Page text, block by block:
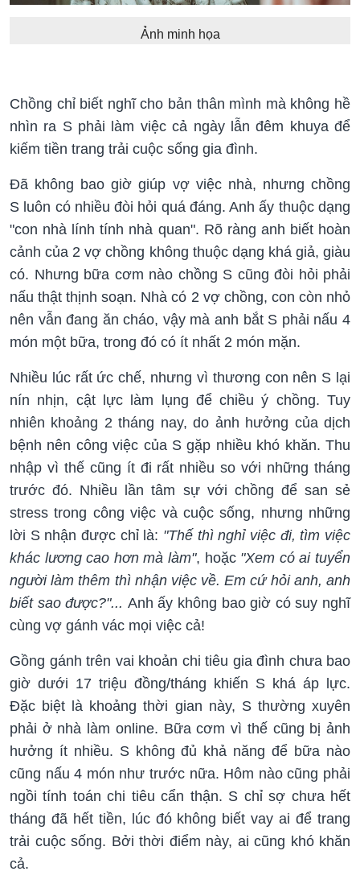
Ảnh minh họa
Chồng chỉ biết nghĩ cho bản thân mình mà không hề
nhìn ra S phải làm việc cả ngày lẫn đêm khuya để
kiếm tiền trang trải cuộc sống gia đình.
Đã không bao giờ giúp vợ việc nhà, nhưng chồng
S luôn có nhiều đòi hỏi quá đáng. Anh ấy thuộc dạng
"con nhà lính tính nhà quan". Rõ ràng anh biết hoàn
cảnh của 2 vợ chồng không thuộc dạng khá giả, giàu
có. Nhưng bữa cơm nào chồng S cũng đòi hỏi phải
nấu thật thịnh soạn. Nhà có 2 vợ chồng, con còn nhỏ
nên vẫn đang ăn cháo, vậy mà anh bắt S phải nấu 4
món một bữa, trong đó có ít nhất 2 món mặn.
Nhiều lúc rất ức chế, nhưng vì thương con nên S lại
nín nhịn, cật lực làm lụng để chiều ý chồng. Tuy
nhiên khoảng 2 tháng nay, do ảnh hưởng của dịch
bệnh nên công việc của S gặp nhiều khó khăn. Thu
nhập vì thế cũng ít đi rất nhiều so với những tháng
trước đó. Nhiều lần tâm sự với chồng để san sẻ
stress trong công việc và cuộc sống, nhưng những
lời S nhận được chỉ là: "Thế thì nghỉ việc đi, tìm việc
khác lương cao hơn mà làm", hoặc "Xem có ai tuyển
người làm thêm thì nhận việc về. Em cứ hỏi anh, anh
biết sao được?"... Anh ấy không bao giờ có suy nghĩ
cùng vợ gánh vác mọi việc cả!
Gồng gánh trên vai khoản chi tiêu gia đình chưa bao
giờ dưới 17 triệu đồng/tháng khiến S khá áp lực.
Đặc biệt là khoảng thời gian này, S thường xuyên
phải ở nhà làm online. Bữa cơm vì thế cũng bị ảnh
hưởng ít nhiều. S không đủ khả năng để bữa nào
cũng nấu 4 món như trước nữa. Hôm nào cũng phải
ngồi tính toán chi tiêu cẩn thận. S chỉ sợ chưa hết
tháng đã hết tiền, lúc đó không biết vay ai để trang
trải cuộc sống. Bởi thời điểm này, ai cũng khó khăn
cả.